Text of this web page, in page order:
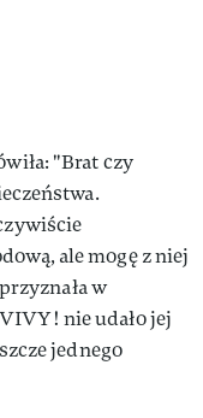
"Brat czy
ale mogę z niej
w
nie udało jej
jednego